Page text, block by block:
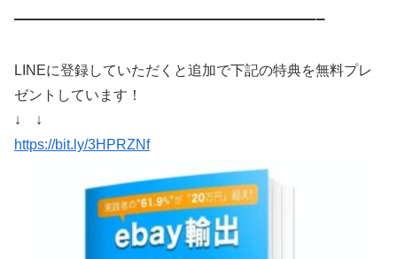
—————————————————–
LINEに登録していただくと追加で下記の特典を無料プレ
ゼントしています！
↓ ↓
https://bit.ly/3HPRZNf